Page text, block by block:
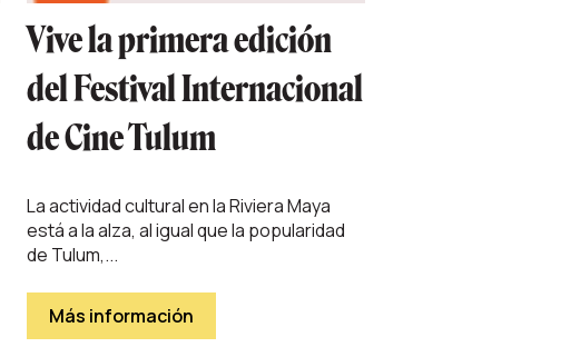
Vive la primera edición
del Festival Internacional
de Cine Tulum
La actividad cultural en la Riviera Maya
está a la alza, al igual que la popularidad
de Tulum,...
Más información